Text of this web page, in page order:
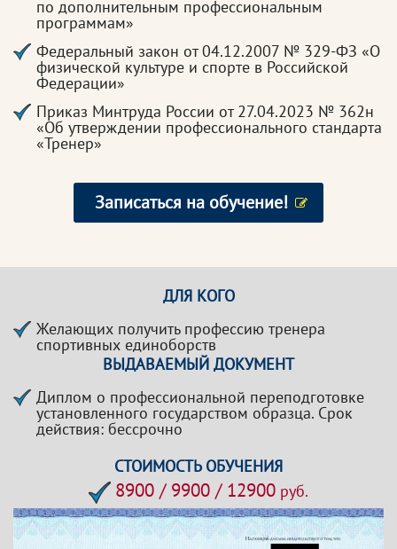
по дополнительным профессиональным
программам»
Федеральный закон от 04.12.2007 № 329-ФЗ «О
физической культуре и спорте в Российской
Федерации»
Приказ Минтруда России от 27.04.2023 № 362н
«Об утверждении профессионального стандарта
«Тренер»
Записаться на обучение!
ДЛЯ КОГО
Желающих получить профессию тренера
спортивных единоборств
ВЫДАВАЕМЫЙ ДОКУМЕНТ
Диплом о профессиональной переподготовке
установленного государством образца. Срок
действия: бессрочно
СТОИМОСТЬ ОБУЧЕНИЯ
8900 / 9900 / 12900 руб.